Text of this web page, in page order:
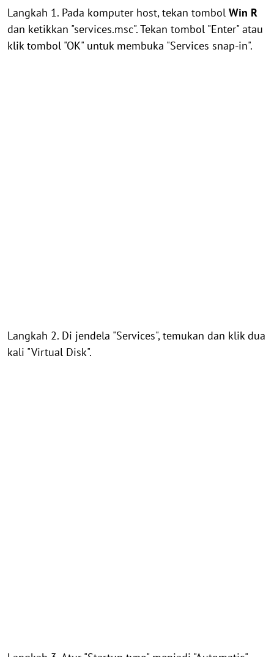
Langkah 1. Pada komputer host, tekan tombol Win R
dan ketikkan "services.msc". Tekan tombol "Enter" atau
klik tombol "OK" untuk membuka "Services snap-in".
Langkah 2. Di jendela "Services", temukan dan klik dua
kali "Virtual Disk".